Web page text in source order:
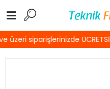
üzeri siparişlerinizde